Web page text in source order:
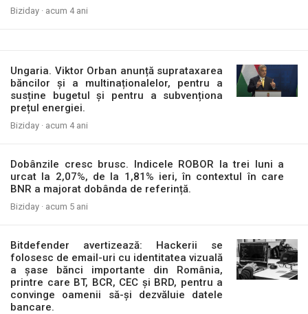
Biziday · acum 4 ani
Ungaria. Viktor Orban anunță suprataxarea
băncilor și a multinaționalelor, pentru a
susține bugetul și pentru a subvenționa
prețul energiei.
Biziday · acum 4 ani
Dobânzile cresc brusc. Indicele ROBOR la trei luni a
urcat la 2,07%, de la 1,81% ieri, în contextul în care
BNR a majorat dobânda de referință.
Biziday · acum 5 ani
Bitdefender avertizează: Hackerii se
folosesc de email-uri cu identitatea vizuală
a șase bănci importante din România,
printre care BT, BCR, CEC și BRD, pentru a
convinge oamenii să-și dezvăluie datele
bancare.